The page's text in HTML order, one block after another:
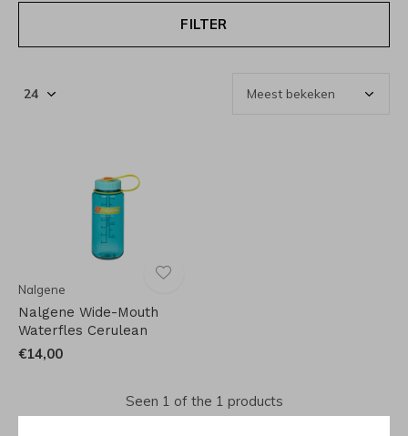
FILTER
Nalgene
Nalgene Wide-Mouth
Waterfles Cerulean
€14,00
Seen 1 of the 1 products